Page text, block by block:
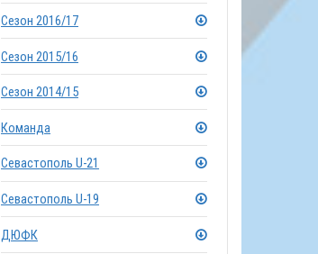
Сезон 2016/17
Сезон 2015/16
Сезон 2014/15
Команда
Севастополь U-21
Севастополь U-19
ДЮФК